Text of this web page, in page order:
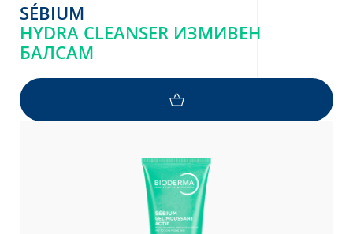
SÉBIUM
HYDRA CLEANSER ИЗМИВЕН
БАЛСАМ